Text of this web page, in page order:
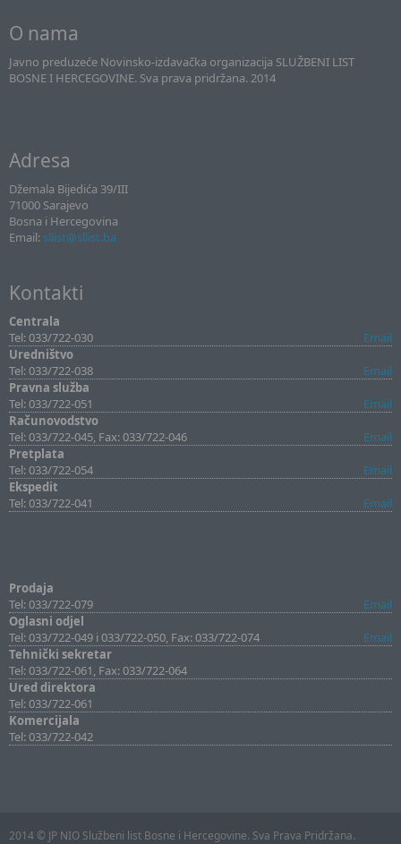
O nama
Javno preduzeće Novinsko-izdavačka organizacija SLUŽBENI LIST
BOSNE I HERCEGOVINE. Sva prava pridržana. 2014
Adresa
Džemala Bijedića 39/III
71000 Sarajevo
Bosna i Hercegovina
Email: sllist@sllist.ba
Kontakti
Centrala
Tel: 033/722-030
Email
Uredništvo
Tel: 033/722-038
Email
Pravna služba
Tel: 033/722-051
Email
Računovodstvo
Tel: 033/722-045, Fax: 033/722-046
Email
Pretplata
Tel: 033/722-054
Email
Ekspedit
Tel: 033/722-041
Email
Prodaja
Tel: 033/722-079
Email
Oglasni odjel
Tel: 033/722-049 i 033/722-050, Fax: 033/722-074
Email
Tehnički sekretar
Tel: 033/722-061, Fax: 033/722-064
Ured direktora
Tel: 033/722-061
Komercijala
Tel: 033/722-042
2014 © JP NIO Službeni list Bosne i Hercegovine. Sva Prava Pridržana.